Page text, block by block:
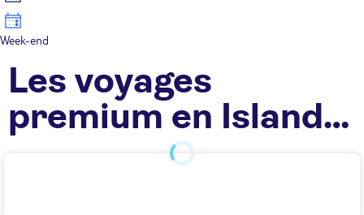
Week-end
Les voyages
premium en Islande